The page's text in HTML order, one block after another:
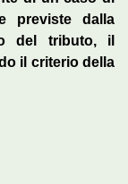
previste dalla
del tributo, il
il criterio della